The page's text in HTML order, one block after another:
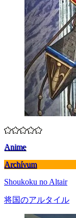
Anime
Archívum
Shoukoku no Altair
将国のアルタイル